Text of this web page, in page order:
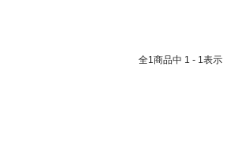
全1商品中 1 - 1表示